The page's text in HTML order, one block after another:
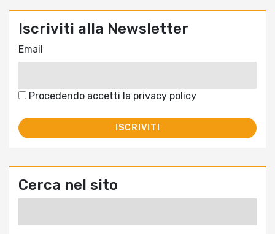
Iscriviti alla Newsletter
Email
Procedendo accetti la privacy policy
Cerca nel sito